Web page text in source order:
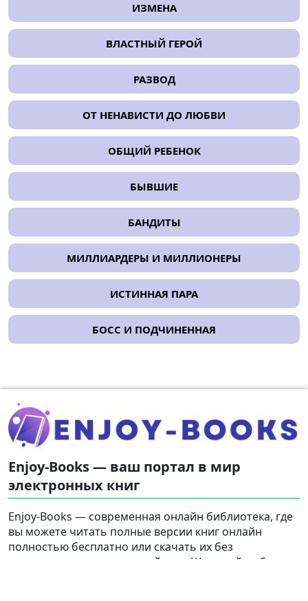
ИЗМЕНА
ВЛАСТНЫЙ ГЕРОЙ
РАЗВОД
ОТ НЕНАВИСТИ ДО ЛЮБВИ
ОБЩИЙ РЕБЕНОК
БЫВШИЕ
БАНДИТЫ
МИЛЛИАРДЕРЫ И МИЛЛИОНЕРЫ
ИСТИННАЯ ПАРА
БОСС И ПОДЧИНЕННАЯ
Enjoy-Books — ваш портал в мир
электронных книг
Enjoy-Books — современная онлайн библиотека, где
вы можете читать полные версии книг онлайн
полностью бесплатно или скачать их без
регистрации на свое устройство. Широкий выбор